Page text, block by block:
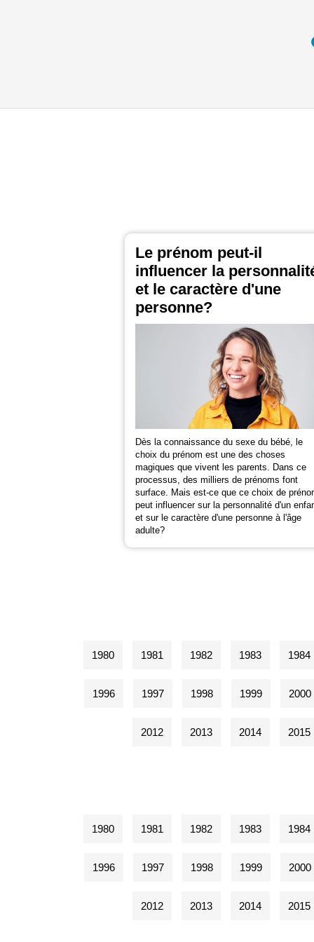
Le prénom peut-il
influencer la
et le caractère d'une
personne?
Dès la connaissance du sexe du bébé, le
choix du prénom est une des choses
magiques que vivent les parents. Dans ce
processus, des milliers de prénoms font
surface. Mais est-ce que ce choix de
peut influencer sur la personnalité d'un
et sur le caractère d'une personne à l'âge
adulte?
1980 1981 1982 1983 1984
1996 1997 1998 1999 2000
2012 2013 2014 2015
1980 1981 1982 1983 1984
1996 1997 1998 1999 2000
2012 2013 2014 2015